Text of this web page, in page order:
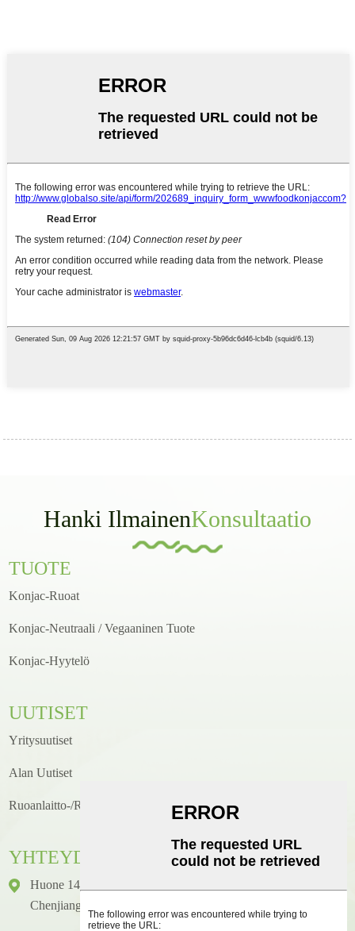
Hanki IlmainenKonsultaatio
TUOTE
Konjac-Ruoat
Konjac-Neutraali / Vegaaninen Tuote
Konjac-Hyytelö
UUTISET
Yritysuutiset
Alan Uutiset
Ruoanlaitto-/reseptiuutiset
YHTEYDENOTTO
Huone 1416, Kerros 14, Junhao International Building, Nro 2,
Chenjiang Zhongkai Avenue, Huicheng District, Huizhou City